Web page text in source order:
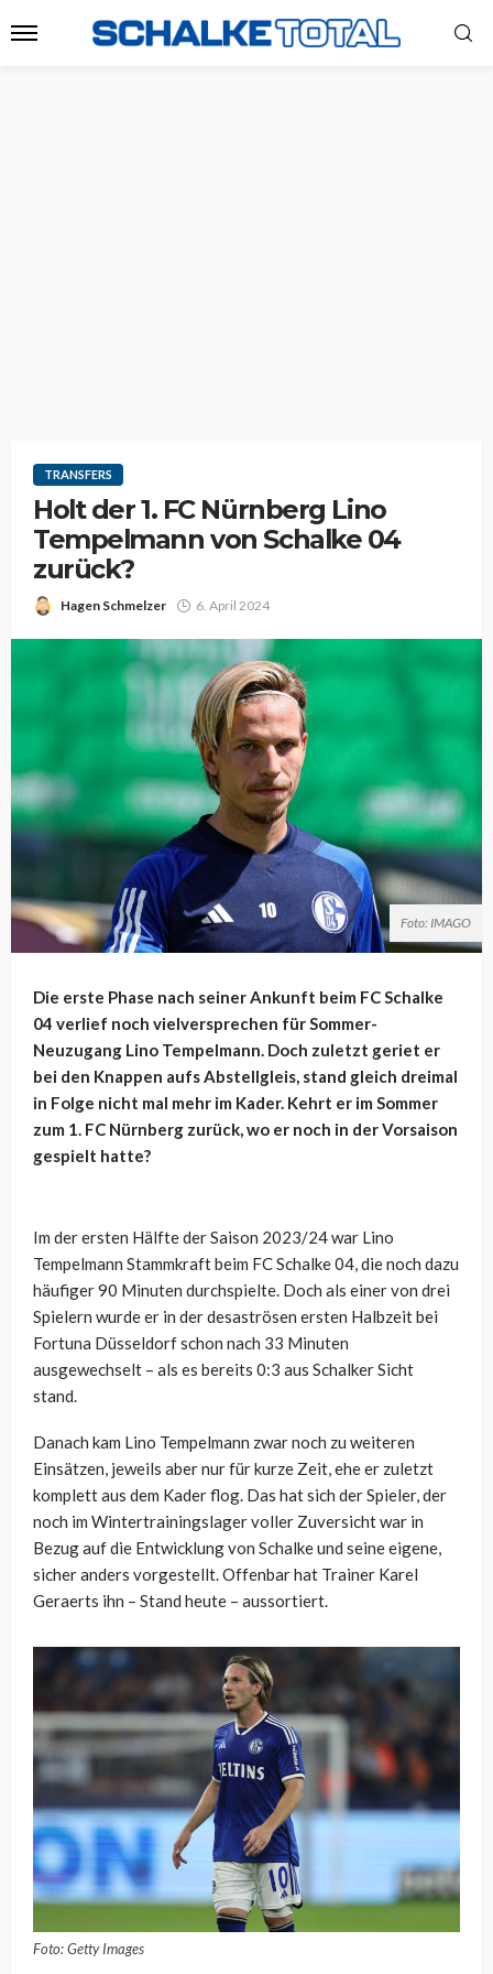
TRANSFERS
Holt der 1. FC Nürnberg Lino
Tempelmann von Schalke 04
zurück?
Hagen Schmelzer 6. April 2024
Foto: IMAGO
Die erste Phase nach seiner Ankunft beim FC Schalke
04 verlief noch vielversprechen für Sommer-
Neuzugang Lino Tempelmann. Doch zuletzt geriet er
bei den Knappen aufs Abstellgleis, stand gleich dreimal
in Folge nicht mal mehr im Kader. Kehrt er im Sommer
zum 1. FC Nürnberg zurück, wo er noch in der Vorsaison
gespielt hatte?
Im der ersten Hälfte der Saison 2023/24 war Lino
Tempelmann Stammkraft beim FC Schalke 04, die noch dazu
häufiger 90 Minuten durchspielte. Doch als einer von drei
Spielern wurde er in der desaströsen ersten Halbzeit bei
Fortuna Düsseldorf schon nach 33 Minuten
ausgewechselt – als es bereits 0:3 aus Schalker Sicht
stand.
Danach kam Lino Tempelmann zwar noch zu weiteren
Einsätzen, jeweils aber nur für kurze Zeit, ehe er zuletzt
komplett aus dem Kader flog. Das hat sich der Spieler, der
noch im Wintertrainingslager voller Zuversicht war in
Bezug auf die Entwicklung von Schalke und seine eigene,
sicher anders vorgestellt. Offenbar hat Trainer Karel
Geraerts ihn – Stand heute – aussortiert.
Foto: Getty Images